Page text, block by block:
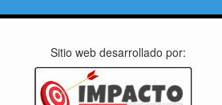
Sitio web desarrollado por: